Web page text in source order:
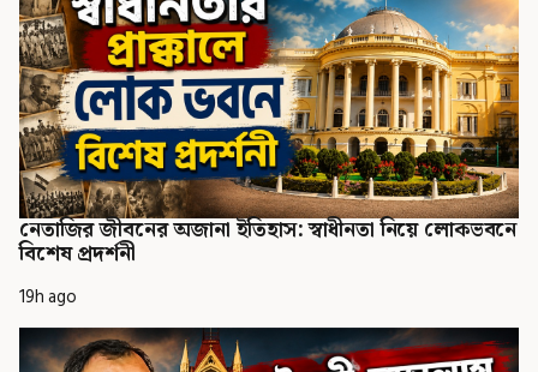
নেতাজির জীবনের অজানা ইতিহাস: স্বাধীনতা নিয়ে লোকভবনে
বিশেষ প্রদর্শনী
19h ago